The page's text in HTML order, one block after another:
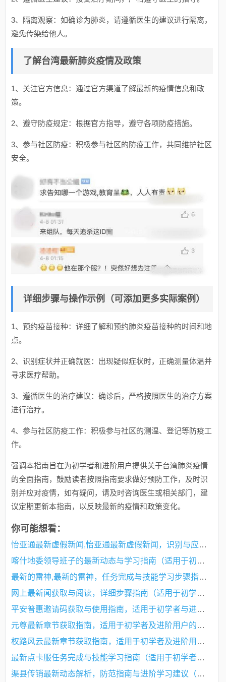
3、隔离观察：如确诊为肺炎，请遵循医生的建议进行隔离，
避免传染给他人。
了解台湾最新肺炎疫情及政策
1、关注官方信息：通过官方渠道了解最新的疫情信息和政
策。
2、遵守防疫规定：根据官方指导，遵守各项防疫措施。
3、参与社区防疫：积极参与社区的防疫工作，共同维护社区
安全。
详细步骤与操作示例（可添加更多实际案例）
1、预约疫苗接种：详细了解和预约肺炎疫苗接种的时间和地
点。
2、识别症状并正确就医：出现疑似症状时，正确测量体温并
寻求医疗帮助。
3、遵循医生的治疗建议：确诊后，严格按照医生的治疗方案
进行治疗。
4、参与社区防疫工作：积极参与社区的测温、登记等防疫工
作。
强调本指南旨在为初学者和进阶用户提供关于台湾肺炎疫情
的全面指南，鼓励读者按照指南要求做好预防工作，及时识
别并应对疫情，如有疑问，请及时咨询医生或相关部门，建
议定期更新本指南，以反映最新的疫情和政策变化。
你可能想看：
怡亚通最新虚假新闻,怡亚通最新虚假新闻，识别与应对指南（初学者/进阶用户适用）
喀什地委领导班子的最新动态与学习指南（适用于初学者与进阶用户）
最新的雷神,最新的雷神，任务完成与技能学习步骤指南（适用于初学者与进阶用户）
网上最新闻获取与阅读，详细步骤指南（适用于初学者与进阶用户）
平安普惠邀请码获取与使用指南，适用于初学者与进阶用户全攻略
元尊最新章节获取指南，适用于初学者及进阶用户的步骤教程
权路风云最新章节获取指南，适用于初学者及进阶用户的步骤教程
最新点卡服任务完成与技能学习指南（适用于初学者及进阶用户）
渠县传销最新动态解析，防范指南与进阶学习建议（初学者与进阶用户必看）